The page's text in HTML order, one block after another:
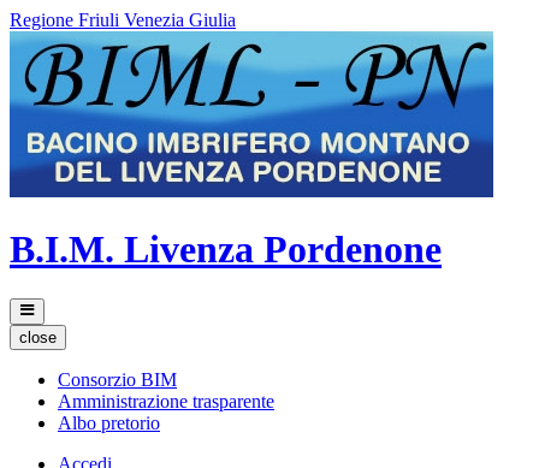
Regione Friuli Venezia Giulia
B.I.M. Livenza Pordenone
close
Consorzio BIM
Amministrazione trasparente
Albo pretorio
Accedi